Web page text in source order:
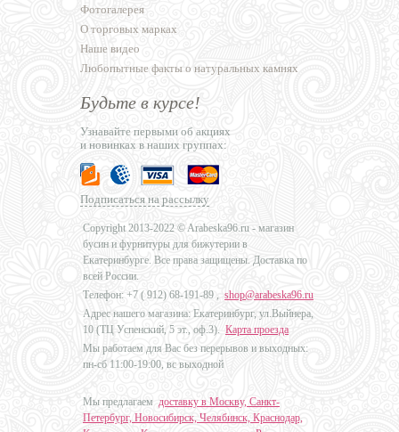
Фотогалерея
О торговых марках
Наше видео
Любопытные факты о натуральных камнях
Будьте в курсе!
Узнавайте первыми об акциях
и новинках в наших группах:
Подписаться на рассылку
Copyright 2013-2022 © Arabeska96.ru - магазин
бусин и фурнитуры для бижутерии в
Екатеринбурге. Все права защищены. Доставка по
всей России.
Телефон: +7 ( 912) 68-191-89 , shop@arabeska96.ru
Адрес нашего магазина: Екатеринбург, ул.Выйнера,
10 (ТЦ Успенский, 5 эт., оф.3). Карта проезда
Мы работаем для Вас без перерывов и выходных:
пн-сб 11:00-19:00, вс выходной
Мы предлагаем доставку в Москву, Санкт-
Петербург, Новосибирск, Челябинск, Краснодар,